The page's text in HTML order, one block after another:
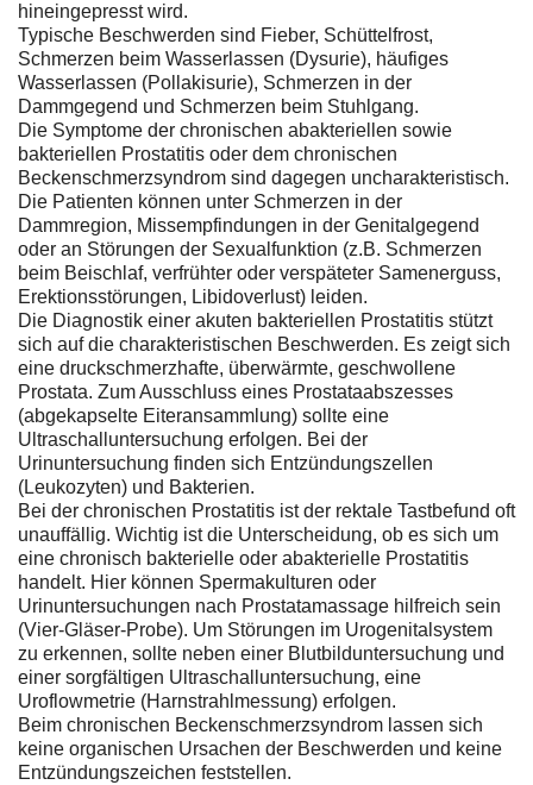
hineingepresst wird.
Typische Beschwerden sind Fieber, Schüttelfrost,
Schmerzen beim Wasserlassen (Dysurie), häufiges
Wasserlassen (Pollakisurie), Schmerzen in der
Dammgegend und Schmerzen beim Stuhlgang.
Die Symptome der chronischen abakteriellen sowie
bakteriellen Prostatitis oder dem chronischen
Beckenschmerzsyndrom sind dagegen uncharakteristisch.
Die Patienten können unter Schmerzen in der
Dammregion, Missempfindungen in der Genitalgegend
oder an Störungen der Sexualfunktion (z.B. Schmerzen
beim Beischlaf, verfrühter oder verspäteter Samenerguss,
Erektionsstörungen, Libidoverlust) leiden.
Die Diagnostik einer akuten bakteriellen Prostatitis stützt
sich auf die charakteristischen Beschwerden. Es zeigt sich
eine druckschmerzhafte, überwärmte, geschwollene
Prostata. Zum Ausschluss eines Prostataabszesses
(abgekapselte Eiteransammlung) sollte eine
Ultraschalluntersuchung erfolgen. Bei der
Urinuntersuchung finden sich Entzündungszellen
(Leukozyten) und Bakterien.
Bei der chronischen Prostatitis ist der rektale Tastbefund oft
unauffällig. Wichtig ist die Unterscheidung, ob es sich um
eine chronisch bakterielle oder abakterielle Prostatitis
handelt. Hier können Spermakulturen oder
Urinuntersuchungen nach Prostatamassage hilfreich sein
(Vier-Gläser-Probe). Um Störungen im Urogenitalsystem
zu erkennen, sollte neben einer Blutbilduntersuchung und
einer sorgfältigen Ultraschalluntersuchung, eine
Uroflowmetrie (Harnstrahlmessung) erfolgen.
Beim chronischen Beckenschmerzsyndrom lassen sich
keine organischen Ursachen der Beschwerden und keine
Entzündungszeichen feststellen.